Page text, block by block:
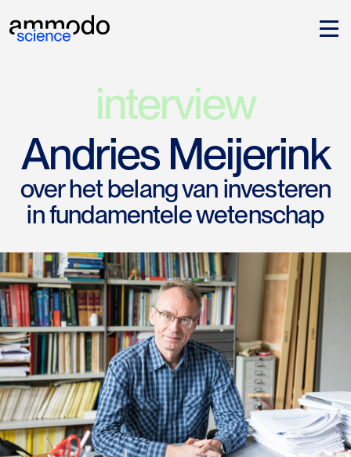
interview
Andries Meijerink
over het belang van investeren
in fundamentele wetenschap